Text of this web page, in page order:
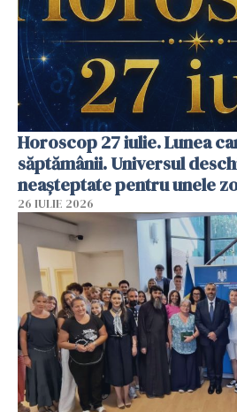
Horoscop 27 iulie. Lunea
săptămânii. Universul
neașteptate pentru unele
26 IULIE 2026